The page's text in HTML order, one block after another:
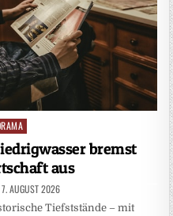
bremst
aus
7. AUGUST 2026
Tiefststände – mit